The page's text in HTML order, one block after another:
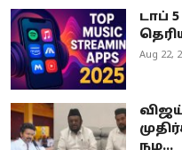
டாப்
Aug 22,